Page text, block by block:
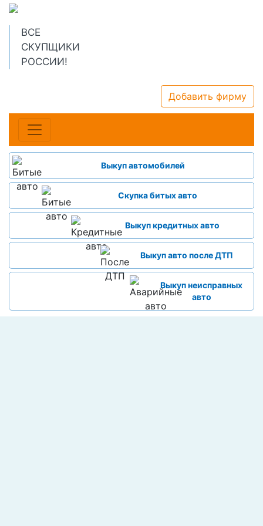
ВСЕ
СКУПЩИКИ
РОССИИ!
Добавить фирму
Выкуп автомобилей
Скупка битых авто
Выкуп кредитных авто
Выкуп авто после ДТП
Выкуп неисправных
авто